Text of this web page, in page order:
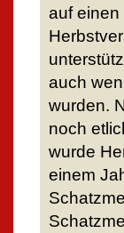
auf einen
auch
wurden.
noch
wurde
einem